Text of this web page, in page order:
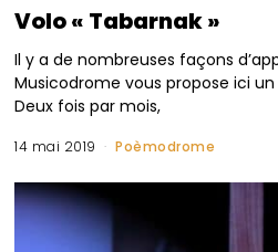
Volo « Tabarnak »
Il y a de nombreuses façons
Musicodrome vous propose ici
Deux fois par mois,
14 mai 2019 Poèmodrome